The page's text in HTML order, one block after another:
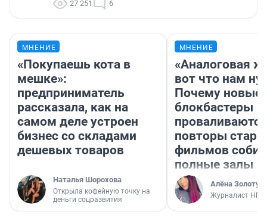
27 251 6
МНЕНИЕ
«Покупаешь кота в
мешке»:
предприниматель
рассказала, как на
самом деле устроен
бизнес со складами
дешевых товаров
Наталья Шорохова
Открыла кофейную точку на
деньги соцразвития
МНЕНИЕ
«Аналоговая
вот что нам
Почему новые
блокбастеры
повторы
фильмов
полные залы
Алёна
Журналист НГС